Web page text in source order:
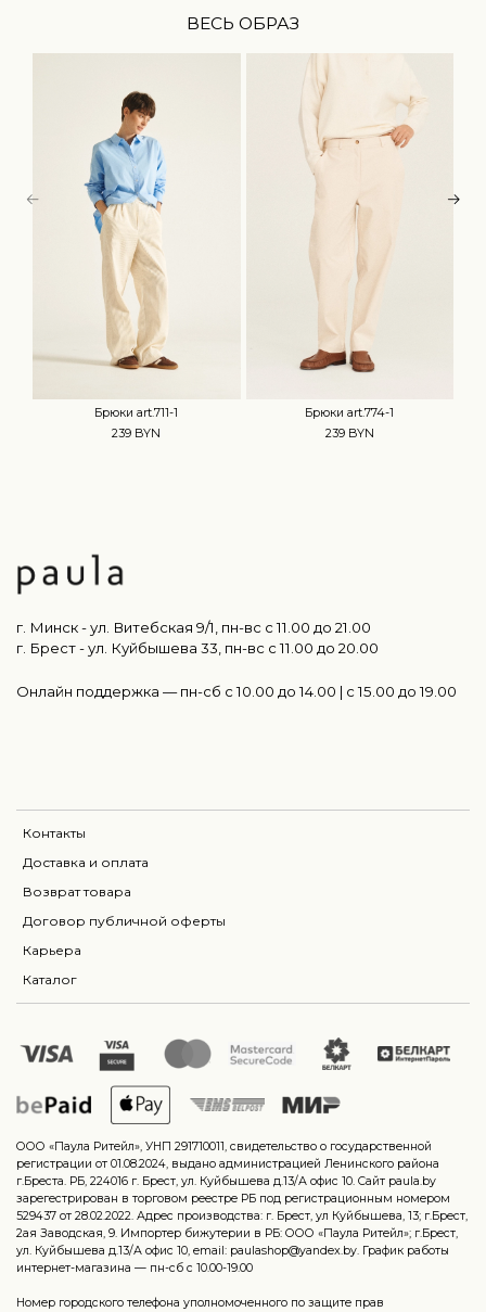
ВЕСЬ ОБРАЗ
Брюки art.711-1
239 BYN
Брюки art.774-1
239 BYN
Контакты
Доставка и оплата
Возврат товара
Договор публичной оферты
Карьера
Каталог
г. Минск - ул. Витебская 9/1, пн-вс с 11.00 до 21.00
г. Брест - ул. Куйбышева 33, пн-вс c 11.00 до 20.00
Онлайн поддержка — пн-сб с 10.00 до 14.00 | c 15.00 до 19.00
ООО «Паула Ритейл», УНП 291710011, свидетельство о государственной
регистрации от 01.08.2024, выдано администрацией Ленинского района
г.Бреста. РБ, 224016 г. Брест, ул. Куйбышева д.13/А офис 10. Сайт paula.by
зарегестрирован в торговом реестре РБ под регистрационным номером
529437 от 28.02.2022. Адрес производства: г. Брест, ул Куйбышева, 13; г.Брест,
2ая Заводская, 9. Импортер бижутерии в РБ: ООО «Паула Ритейл»; г.Брест,
ул. Куйбышева д.13/А офис 10, email: paulashop@yandex.by. График работы
интернет-магазина — пн-сб с 10.00-19.00
Номер городского телефона уполномоченного по защите прав